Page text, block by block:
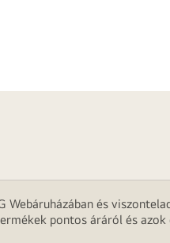
Webáruházában és
pontos áráról és